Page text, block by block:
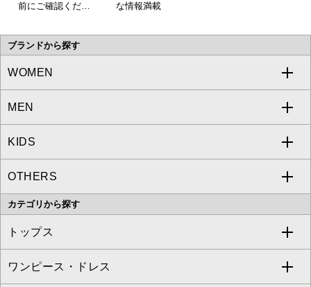
前にご確認くださ
な情報満載
ブランドから探す
WOMEN
a.v.v
MICHEL KLEIN
MK MICHEL KLEIN
OFUON le MK
MEN
a.v.v
MICHEL KLEIN HOMME
MK MICHEL KLEIN HOMME
KIDS
a.v.v
OTHERS
MK MICHEL KLEIN BAG
カテゴリから探す
トップス
すべてのトップス
ワンピース・ドレス